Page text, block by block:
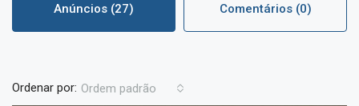
Anúncios (27) Comentários (0)
Ordenar por: Ordem padrão